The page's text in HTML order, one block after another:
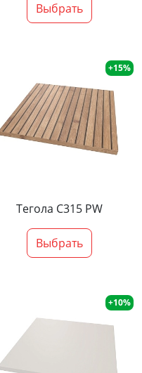
Выбрать
+15%
Тегола С315 PW
Выбрать
+10%